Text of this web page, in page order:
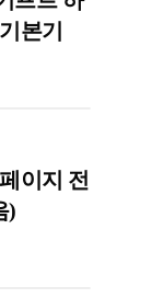
본기
이지 전
)